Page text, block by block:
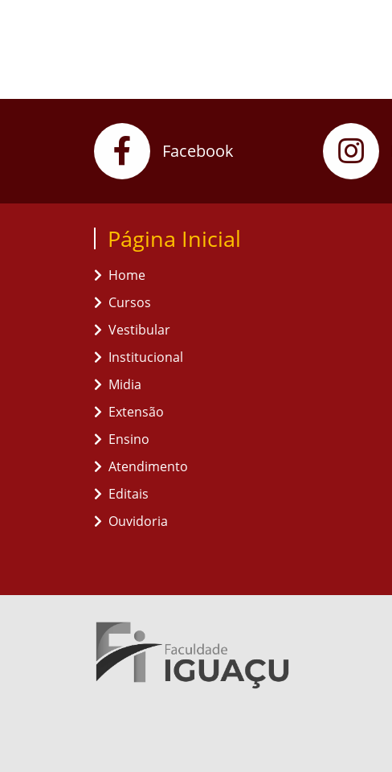
Facebook
Página Inicial
Home
Cursos
Vestibular
Institucional
Midia
Extensão
Ensino
Atendimento
Editais
Ouvidoria